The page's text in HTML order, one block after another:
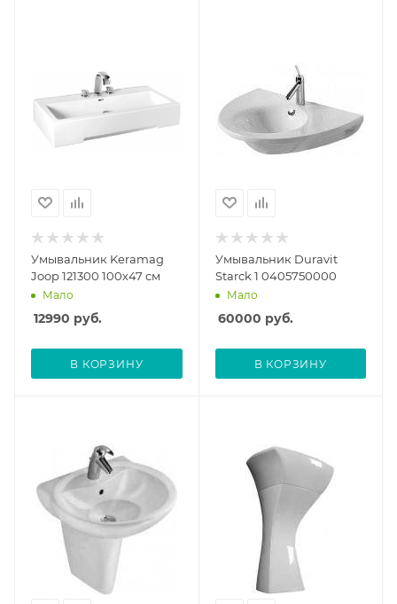
Умывальник Keramag
Joop 121300 100х47 см
Мало
12990 руб.
В КОРЗИНУ
Умывальник Duravit
Starck 1 0405750000
Мало
60000 руб.
В КОРЗИНУ